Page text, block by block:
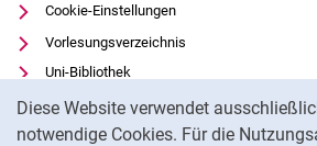
Diese Website verwendet
notwendige Cookies. Für die
Cookie-Einstellungen
Vorlesungsverzeichnis
Uni-Bibliothek
Moodle
Panopto